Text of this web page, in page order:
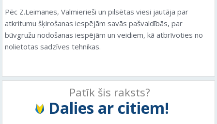
Pēc Z.Leimanes, Valmierieši un pilsētas viesi jautāja par
atkritumu šķirošanas iespējām savās pašvaldībās, par
būvgružu nodošanas iespējām un veidiem, kā atbrīvoties no
nolietotas sadzīves tehnikas.
Patīk šis raksts?
Dalies ar citiem!